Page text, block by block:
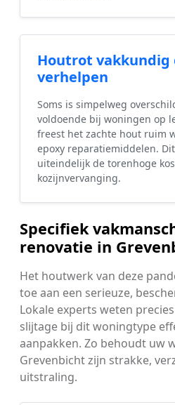
Houtrot vakkundig
verhelpen
Soms is simpelweg
voldoende bij woningen op
freest het zachte hout ruim
epoxy reparatiemiddelen.
uiteindelijk de torenhoge
kozijnvervanging.
Specifiek
renovatie in
Het houtwerk van deze
toe aan een serieuze,
Lokale experts weten
slijtage bij dit woningtype
aanpakken. Zo behoudt uw
Grevenbicht zijn strakke,
uitstraling.